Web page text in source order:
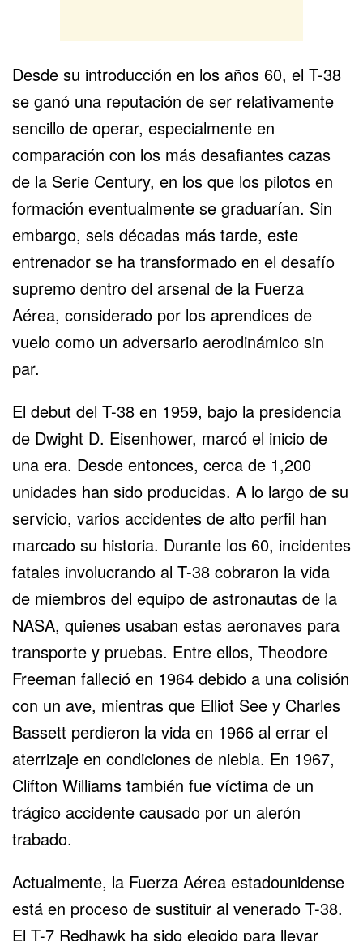
Desde su introducción en los años 60, el T-38
se ganó una reputación de ser relativamente
sencillo de operar, especialmente en
comparación con los más desafiantes cazas
de la Serie Century, en los que los pilotos en
formación eventualmente se graduarían. Sin
embargo, seis décadas más tarde, este
entrenador se ha transformado en el desafío
supremo dentro del arsenal de la Fuerza
Aérea, considerado por los aprendices de
vuelo como un adversario aerodinámico sin
par.
El debut del T-38 en 1959, bajo la presidencia
de Dwight D. Eisenhower, marcó el inicio de
una era. Desde entonces, cerca de 1,200
unidades han sido producidas. A lo largo de su
servicio, varios accidentes de alto perfil han
marcado su historia. Durante los 60, incidentes
fatales involucrando al T-38 cobraron la vida
de miembros del equipo de astronautas de la
NASA, quienes usaban estas aeronaves para
transporte y pruebas. Entre ellos, Theodore
Freeman falleció en 1964 debido a una colisión
con un ave, mientras que Elliot See y Charles
Bassett perdieron la vida en 1966 al errar el
aterrizaje en condiciones de niebla. En 1967,
Clifton Williams también fue víctima de un
trágico accidente causado por un alerón
trabado.
Actualmente, la Fuerza Aérea estadounidense
está en proceso de sustituir al venerado T-38.
El T-7 Redhawk ha sido elegido para llevar